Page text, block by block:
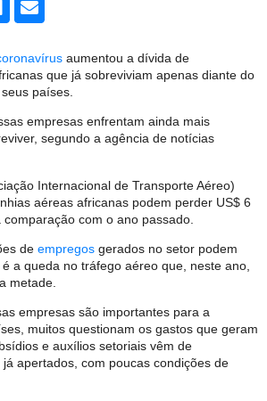
aumentou a dívida de
que já sobreviviam apenas diante do
países.
empresas enfrentam ainda mais
segundo a agência de notícias
Internacional de Transporte Aéreo)
aéreas africanas podem perder US$ 6
com o ano passado.
de empregos gerados no setor podem
a queda no tráfego aéreo que, neste ano,
metade.
empresas são importantes para a
muitos questionam os gastos que geram
e auxílios setoriais vêm de
apertados, com poucas condições de